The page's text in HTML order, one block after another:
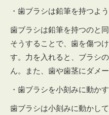
・歯ブラシは鉛筆を持つよ
歯ブラシは鉛筆を持つのと
そうすることで、歯を傷つ
す。力を入れると、ブラシ
ん。また、歯や歯茎にダメ
・歯ブラシを小刻みに動かす
歯ブラシは小刻みに動かし